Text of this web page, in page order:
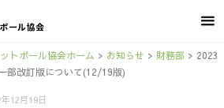
トボール協会ホーム > お知らせ > 財務部 > 2023
部改訂版について(12/19版)
12月19日